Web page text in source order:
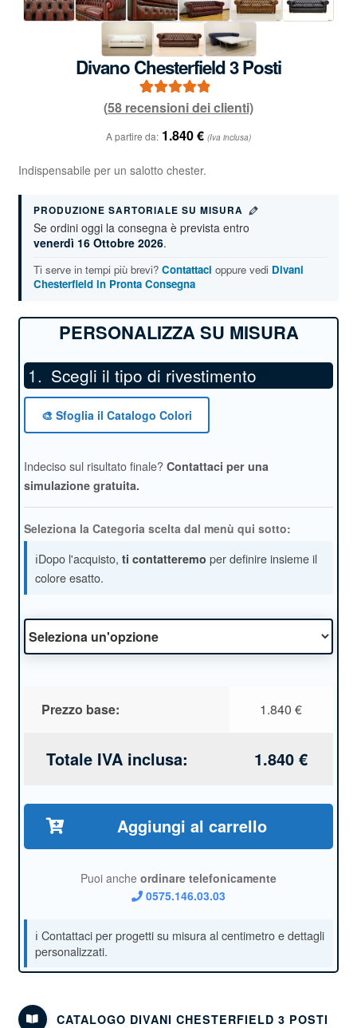
Divano Chesterfield 3 Posti
Valutato4.97
58
recensioni
(58 recensioni dei clienti)
A partire da: 1.840€ (Iva inclusa)
Indispensabile per un salotto chester.
PRODUZIONE SARTORIALE SU MISURA
Se ordini oggi la consegna è prevista entro
venerdì 16 Ottobre 2026.
Ti serve in tempi più brevi? Contattaci oppure vedi Divani
Chesterfield in Pronta Consegna
Scegli il tipo di rivestimento
🎨 Sfoglia il Catalogo Colori
Indeciso sul risultato finale? Contattaci per una
simulazione gratuita.
Seleziona la Categoria scelta dal menù qui sotto:
ℹ️Dopo l'acquisto, ti contatteremo per definire insieme il
colore esatto.
Prezzo base: 1.840€
Totale IVA inclusa: 1.840€
Aggiungi al carrello
Puoi anche ordinare telefonicamente
0575.146.03.03
CATALOGO DIVANI CHESTERFIELD 3 POSTI